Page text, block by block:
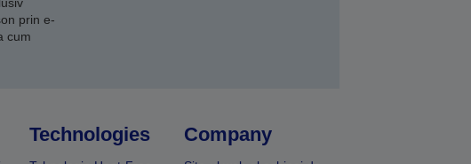
prin e-
cum
Technologies Company